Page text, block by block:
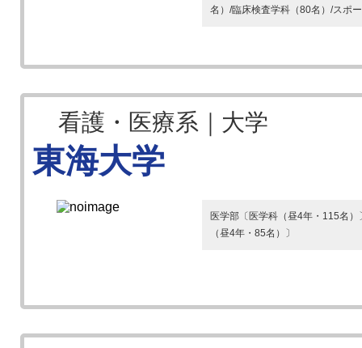
名）/臨床検査学科（80名）/スポ
看護・医療系｜大学
東海大学
医学部〔医学科（昼4年・115名
（昼4年・85名）〕